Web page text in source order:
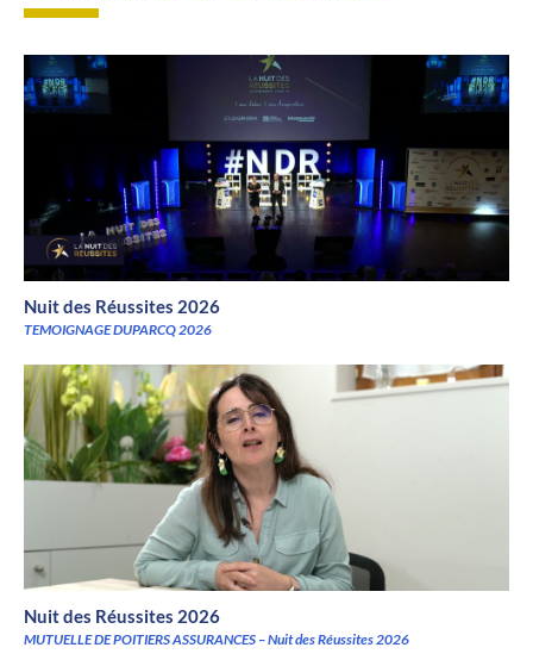
Nuit des Réussites 2026
TEMOIGNAGE DUPARCQ 2026
Nuit des Réussites 2026
MUTUELLE DE POITIERS ASSURANCES – Nuit des Réussites 2026